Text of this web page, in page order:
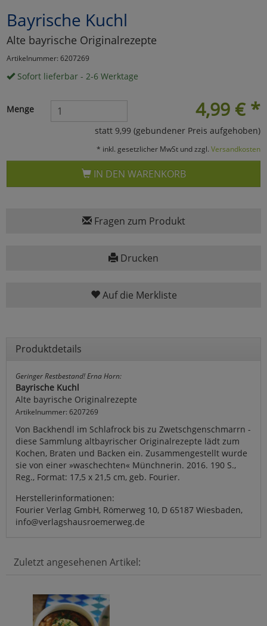
Bayrische Kuchl
Alte bayrische Originalrezepte
Artikelnummer: 6207269
Sofort lieferbar - 2-6 Werktage
4,99 € *
Menge
statt 9,99 (gebundener Preis aufgehoben)
* inkl. gesetzlicher MwSt und zzgl. Versandkosten
IN DEN WARENKORB
Fragen zum Produkt
Drucken
Auf die Merkliste
Produktdetails
Geringer Restbestand! Erna Horn:
Bayrische Kuchl
Alte bayrische Originalrezepte
Artikelnummer: 6207269
Von Backhendl im Schlafrock bis zu Zwetschgenschmarrn -
diese Sammlung altbayrischer Originalrezepte lädt zum
Kochen, Braten und Backen ein. Zusammengestellt wurde
sie von einer »waschechten« Münchnerin. 2016. 190 S.,
Reg., Format: 17,5 x 21,5 cm, geb. Fourier.
Herstellerinformationen:
Fourier Verlag GmbH, Römerweg 10, D 65187 Wiesbaden,
info@verlagshausroemerweg.de
Zuletzt angesehenen Artikel:
Marketing
Umfragetools
Cookies
Alle Akzeptieren
Cookies
Einstellungen speichern
zurückzu Haupptseite